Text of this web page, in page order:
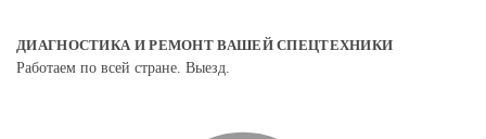
ДИАГНОСТИКА И РЕМОНТ ВАШЕЙ СПЕЦТЕХНИКИ
Работаем по всей стране. Выезд.